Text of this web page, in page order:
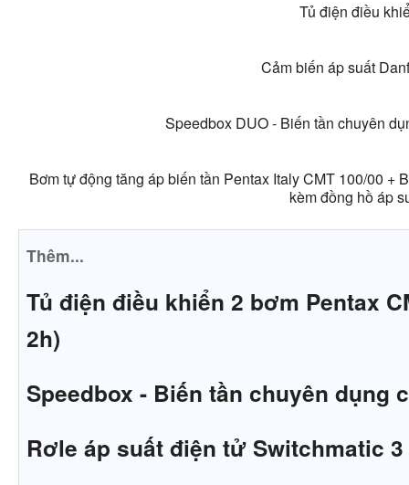
Tủ điện điều
Cảm biến áp suất
Speedbox DUO - Biến tần chuyên
Bơm tự động tăng áp biến tần Pentax Italy CMT 100/00
kèm đồng hồ áp
Thêm...
Tủ điện điều khiển 2 bơm Pentax
2h)
Speedbox - Biến tần chuyên dụng
Rơle áp suất điện tử Switchmatic